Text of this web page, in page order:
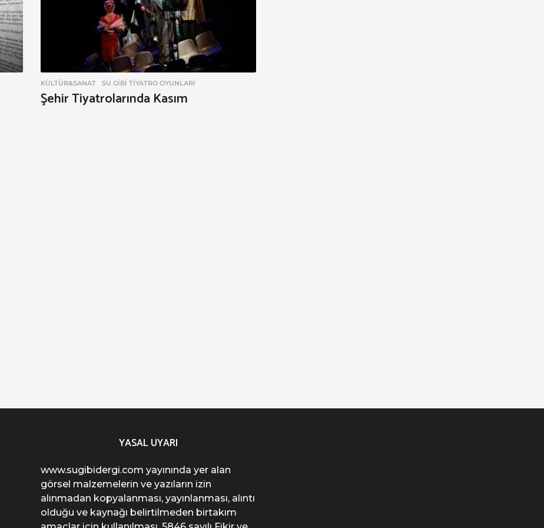
KÜLTÜR&SANAT ,SU GIBI TIYATRO OYUNLARI
Şehir Tiyatrolarında Kasım
YASAL UYARI
www.sugibidergi.com yayınında yer alan
görsel malzemelerin ve yazıların izin
alınmadan kopyalanması, yayınlanması, alıntı
olduğu ve kaynağı belirtilmeden birtakım